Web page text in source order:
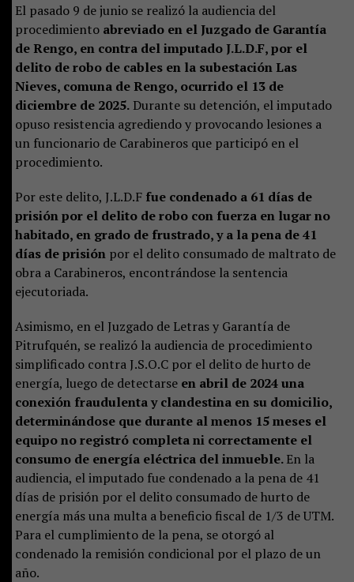
El pasado 9 de junio se realizó la audiencia del
procedimiento abreviado en el Juzgado de Garantía
de Rengo, en contra del imputado J.L.D.F, por el
delito de robo de cables en la subestación Las
Nieves, comuna de Rengo, ocurrido el 13 de
diciembre de 2025.Durante su detención, el imputado
opuso resistencia agrediendo y provocando lesiones a
un funcionario de Carabineros que participó en el
procedimiento.
Por este delito, J.L.D.F fue condenado a 61 días de
prisión por el delito de robo con fuerza en lugar no
habitado, en grado de frustrado, y a la pena de 41
días de prisión por el delito consumado de maltrato de
obra a Carabineros, encontrándose la sentencia
ejecutoriada.
Asimismo, en el Juzgado de Letras y Garantía de
Pitrufquén, se realizó la audiencia de procedimiento
simplificado contra J.S.O.C por el delito de hurto de
energía, luego de detectarse en abril de 2024 una
conexión fraudulenta y clandestina en su domicilio,
determinándose que durante al menos 15 meses el
equipo no registró completa ni correctamente el
consumo de energía eléctrica del inmueble.En la
audiencia, el imputado fue condenado a la pena de 41
días de prisión por el delito consumado de hurto de
energía más una multa a beneficio fiscal de 1/3 de UTM.
Para el cumplimiento de la pena, se otorgó al
condenado la remisión condicional por el plazo de un
año.